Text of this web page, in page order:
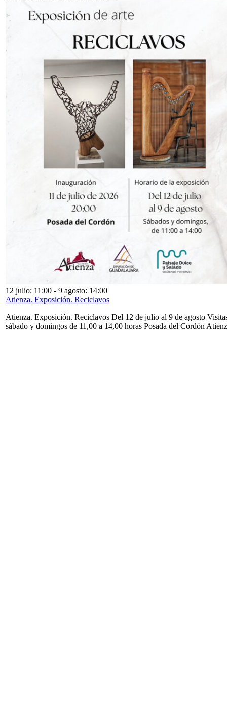
12 julio: 11:00 - 9 agosto: 14:00
Atienza. Exposición. Reciclavos
Atienza. Exposición. Reciclavos Del 12 de julio al 9 de agosto
sábado y domingos de 11,00 a 14,00 horas Posada del Cordón